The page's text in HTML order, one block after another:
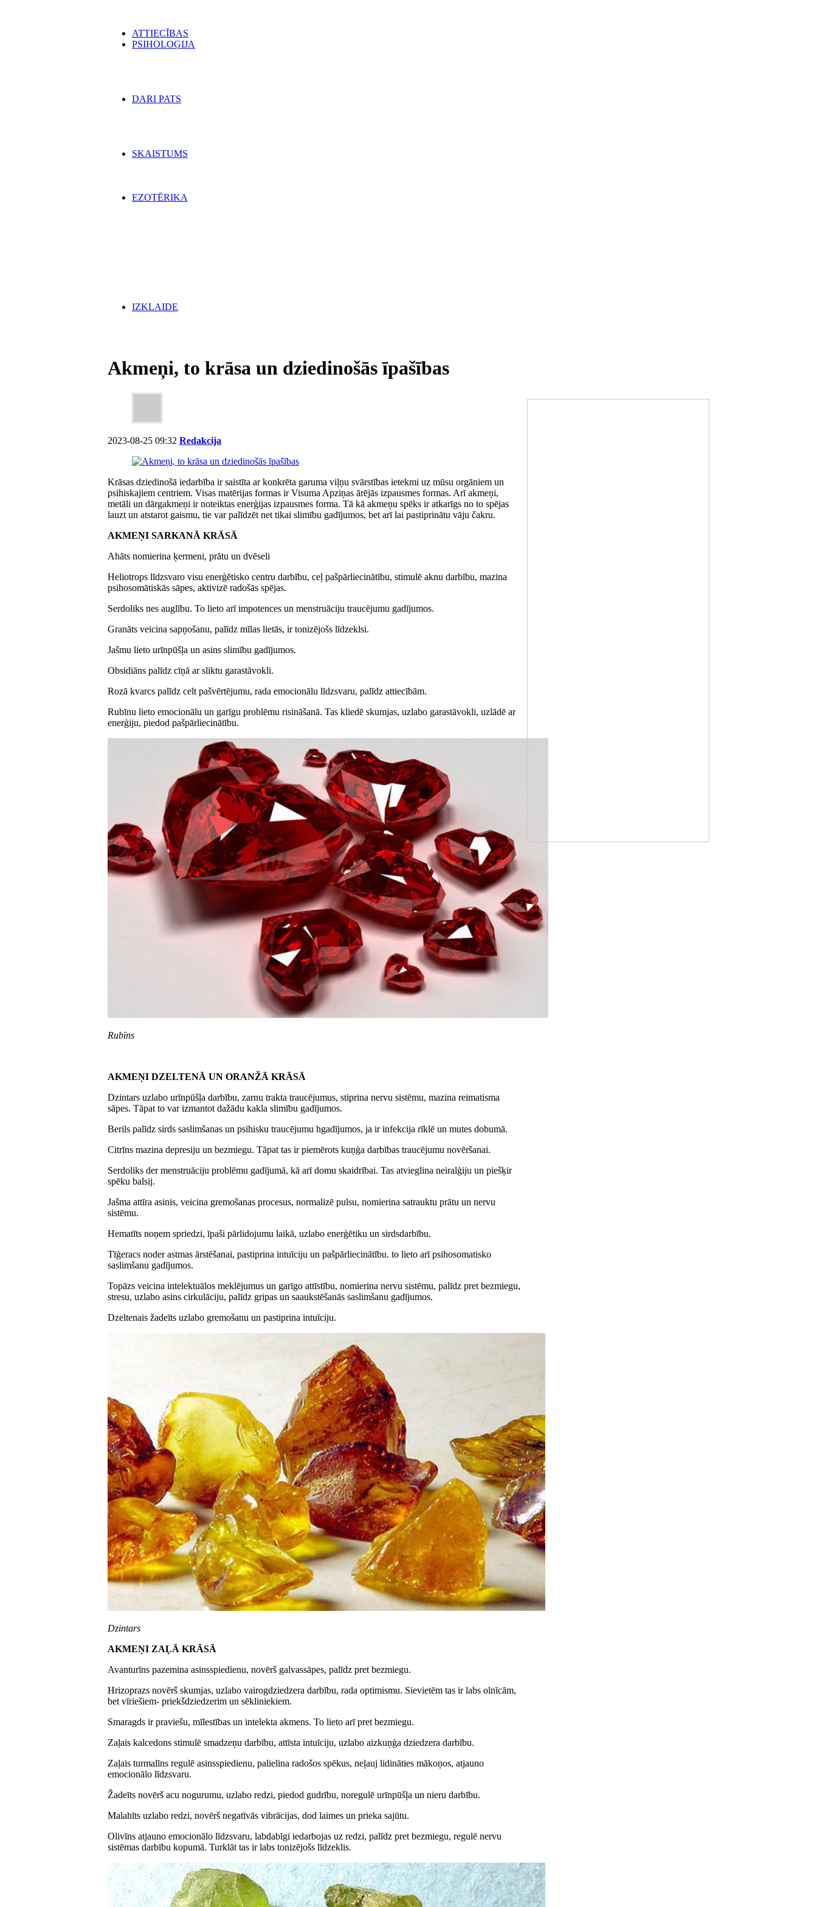
ATTIECĪBAS
PSIHOLOĢIJA
DARI PATS
SKAISTUMS
EZOTĒRIKA
IZKLAIDE
Akmeņi, to krāsa un dziedinošās īpašības
2023-08-25 09:32 Redakcija
Krāsas dziedinošā iedarbība ir saistīta ar konkrēta garuma viļņu svārstības ietekmi uz mūsu orgāniem un
psihiskajiem centriem. Visas matērijas formas ir Visuma Apziņas ārējās izpausmes formas. Arī akmeņi,
metāli un dārgakmeņi ir noteiktas enerģijas izpausmes forma. Tā kā akmeņu spēks ir atkarīgs no to spējas
lauzt un atstarot gaismu, tie var palīdzēt net tikai slimību gadījumos, bet arī lai pastiprinātu vāju čakru.
AKMEŅI SARKANĀ KRĀSĀ
Ahāts nomierina ķermeni, prātu un dvēseli
Heliotrops līdzsvaro visu enerģētisko centru darbību, ceļ pašpārliecinātību, stimulē aknu darbību, mazina
psihosomātiskās sāpes, aktivizē radošās spējas.
Serdoliks nes auglību. To lieto arī impotences un menstruāciju traucējumu gadījumos.
Granāts veicina sapņošanu, palīdz mīlas lietās, ir tonizējošs līdzeklsi.
Jašmu lieto urīnpūšļa un asins slimību gadījumos.
Obsidiāns palīdz cīņā ar sliktu garastāvokli.
Rozā kvarcs palīdz celt pašvērtējumu, rada emocionālu līdzsvaru, palīdz attiecībām.
Rubīnu lieto emocionālu un garīgu problēmu risināšanā. Tas kliedē skumjas, uzlabo garastāvokli, uzlādē ar
enerģiju, piedod pašpārliecinātību.
Rubīns
AKMEŅI DZELTENĀ UN ORANŽĀ KRĀSĀ
Dzintars uzlabo urīnpūšļa darbību, zarnu trakta traucējumus, stiprina nervu sistēmu, mazina reimatisma
sāpes. Tāpat to var izmantot dažādu kakla slimību gadījumos.
Berils palīdz sirds saslimšanas un psihisku traucējumu hgadījumos, ja ir infekcija rīklē un mutes dobumā.
Citrīns mazina depresiju un bezmiegu. Tāpat tas ir piemērots kuņģa darbības traucējumu novēršanai.
Serdoliks der menstruāciju problēmu gadījumā, kā arī domu skaidrībai. Tas atvieglina neiralģiju un piešķir
spēku balsij.
Jašma attīra asinis, veicina gremošanas procesus, normalizē pulsu, nomierina satrauktu prātu un nervu
sistēmu.
Hematīts noņem spriedzi, īpaši pārlidojumu laikā, uzlabo enerģētiku un sirdsdarbību.
Tīģeracs noder astmas ārstēšanai, pastiprina intuīciju un pašpārliecinātību. to lieto arī psihosomatisko
saslimšanu gadījumos.
Topāzs veicina intelektuālos meklējumus un garīgo attīstību, nomierina nervu sistēmu, palīdz pret bezmiegu,
stresu, uzlabo asins cirkulāciju, palīdz gripas un saaukstēšanās saslimšanu gadījumos.
Dzeltenais žadeīts uzlabo gremošanu un pastiprina intuīciju.
Dzintars
AKMEŅI ZAĻĀ KRĀSĀ
Avanturīns pazemina asinsspiedienu, novērš galvassāpes, palīdz pret bezmiegu.
Hrizoprazs novērš skumjas, uzlabo vairogdziedzera darbību, rada optimismu. Sievietēm tas ir labs olnīcām,
bet vīriešiem- priekšdziedzerim un sēkliniekiem.
Smaragds ir praviešu, mīlestības un intelekta akmens. To lieto arī pret bezmiegu.
Zaļais kalcedons stimulē smadzeņu darbību, attīsta intuīciju, uzlabo aizkuņģa dziedzera darbību.
Zaļais turmalīns regulē asinsspiedienu, palielina radošos spēkus, neļauj lidināties mākoņos, atjauno
emocionālo līdzsvaru.
Žadeīts novērš acu nogurumu, uzlabo redzi, piedod gudrību, noregulē urīnpūšļa un nieru darbību.
Malahīts uzlabo redzi, novērš negatīvās vibrācijas, dod laimes un prieka sajūtu.
Olivīns atjauno emocionālo līdzsvaru, labdabīgi iedarbojas uz redzi, palīdz pret bezmiegu, regulē nervu
sistēmas darbību kopumā. Turklāt tas ir labs tonizējošs līdzeklis.